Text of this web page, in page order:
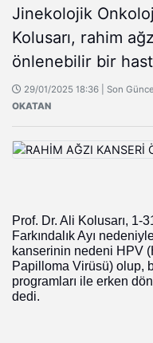
Jinekolojik
Kolusarı, rahim
önlenebilir bir
29/01/2025 18:36 | Son
OKATAN
Prof. Dr. Ali Kolusarı, 1-
Farkındalık Ayı
kanserinin nedeni HPV
Papilloma Virüsü) olup,
programları ile erken
dedi.